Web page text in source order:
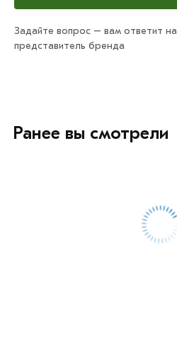
Задайте вопрос – вам ответит
представитель бренда
Ранее вы смотрели